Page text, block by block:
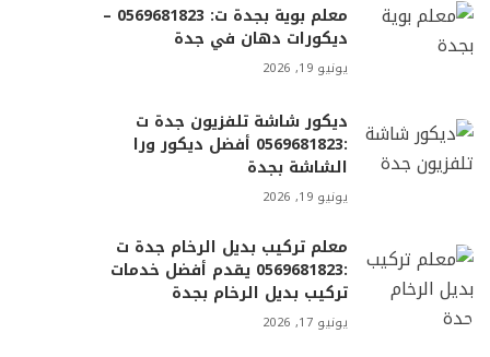
معلم بوية بجدة ت: 0569681823 –
ديكورات دهان في جدة
يونيو 19, 2026
ديكور شاشة تلفزيون جدة ت
:0569681823 أفضل ديكور ورا
الشاشة بجدة
يونيو 19, 2026
معلم تركيب بديل الرخام جدة ت
:0569681823 يقدم أفضل خدمات
تركيب بديل الرخام بجدة
يونيو 17, 2026